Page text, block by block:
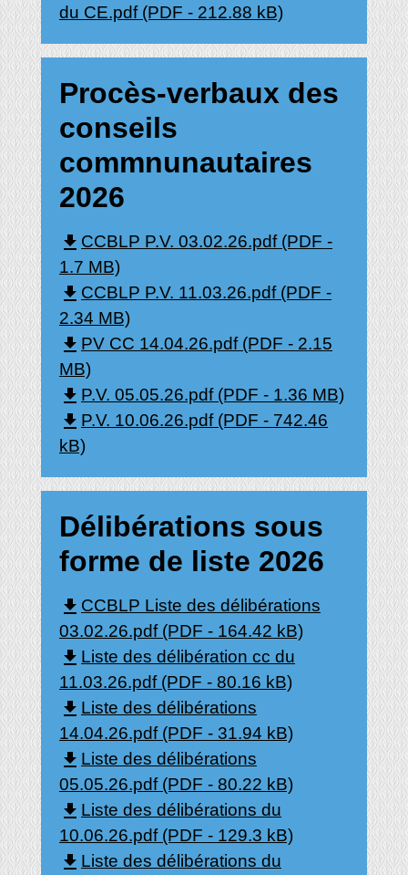
du CE.pdf (PDF - 212.88 kB)
Procès-verbaux des
conseils
commnunautaires
2026
file_download CCBLP P.V. 03.02.26.pdf (PDF -
1.7 MB)
file_download CCBLP P.V. 11.03.26.pdf (PDF -
2.34 MB)
file_download PV CC 14.04.26.pdf (PDF - 2.15
MB)
file_download P.V. 05.05.26.pdf (PDF - 1.36 MB)
file_download P.V. 10.06.26.pdf (PDF - 742.46
kB)
Délibérations sous
forme de liste 2026
file_download CCBLP Liste des délibérations
03.02.26.pdf (PDF - 164.42 kB)
file_download Liste des délibération cc du
11.03.26.pdf (PDF - 80.16 kB)
file_download Liste des délibérations
14.04.26.pdf (PDF - 31.94 kB)
file_download Liste des délibérations
05.05.26.pdf (PDF - 80.22 kB)
file_download Liste des délibérations du
10.06.26.pdf (PDF - 129.3 kB)
file_download Liste des délibérations du